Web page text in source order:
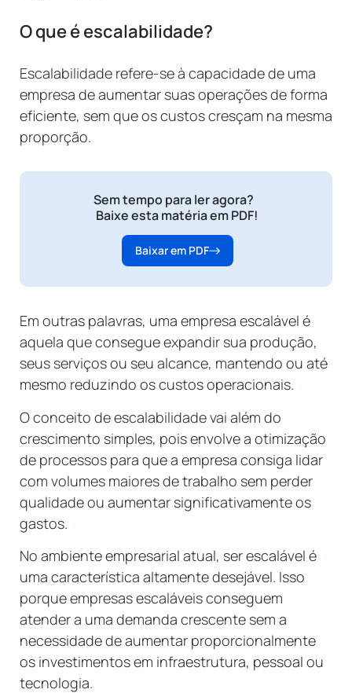
O que é escalabilidade?
Escalabilidade refere-se à capacidade de uma
empresa de aumentar suas operações de forma
eficiente, sem que os custos cresçam na mesma
proporção.
Sem tempo para ler agora?
Baixe esta matéria em PDF!
Baixar em PDF
Em outras palavras, uma empresa escalável é
aquela que consegue expandir sua produção,
seus serviços ou seu alcance, mantendo ou até
mesmo reduzindo os custos operacionais.
O conceito de escalabilidade vai além do
crescimento simples, pois envolve a otimização
de processos para que a empresa consiga lidar
com volumes maiores de trabalho sem perder
qualidade ou aumentar significativamente os
gastos.
No ambiente empresarial atual, ser escalável é
uma característica altamente desejável. Isso
porque empresas escaláveis conseguem
atender a uma demanda crescente sem a
necessidade de aumentar proporcionalmente
os investimentos em infraestrutura, pessoal ou
tecnologia.